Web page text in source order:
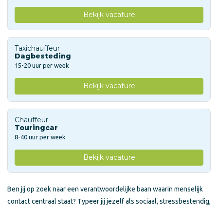
Bekijk vacature
Taxichauffeur
Dagbesteding
15-20 uur per week
Bekijk vacature
Chauffeur
Touringcar
8-40 uur per week
Bekijk vacature
Ben jij op zoek naar een verantwoordelijke baan waarin menselijk
contact centraal staat? Typeer jij jezelf als sociaal, stressbestendig,